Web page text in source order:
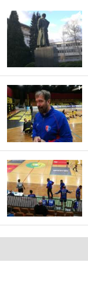
4
1
3